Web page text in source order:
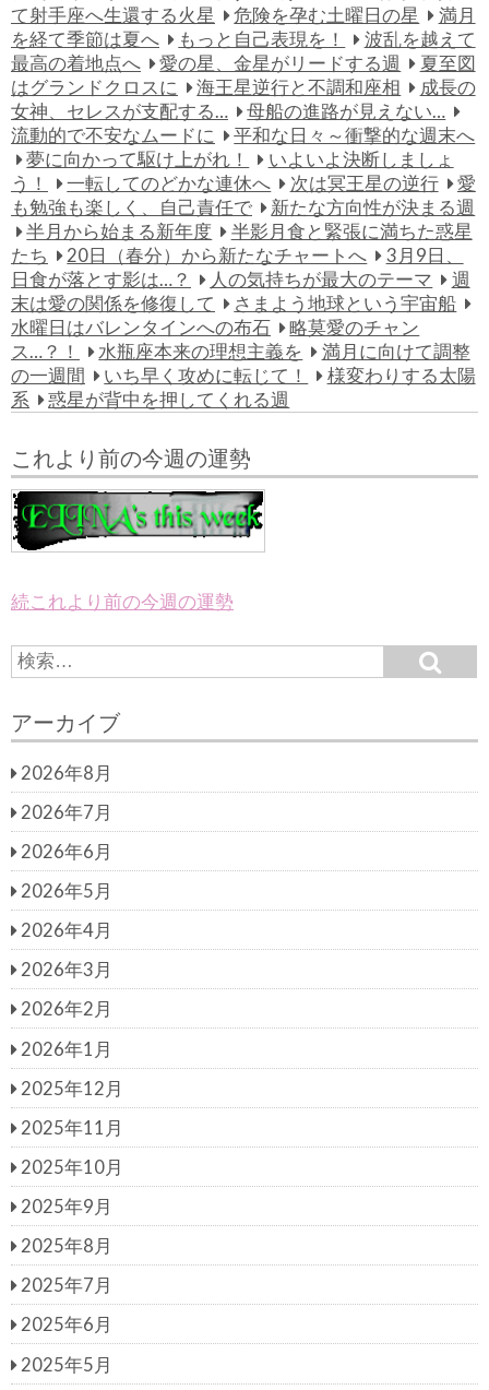
て射手座へ生還する火星
危険を孕む土曜日の星
満月
を経て季節は夏へ
もっと自己表現を！
波乱を越えて
最高の着地点へ
愛の星、金星がリードする週
夏至図
はグランドクロスに
海王星逆行と不調和座相
成長の
女神、セレスが支配する…
母船の進路が見えない…
流動的で不安なムードに
平和な日々～衝撃的な週末へ
夢に向かって駆け上がれ！
いよいよ決断しましょ
う！
一転してのどかな連休へ 次は冥王星の逆行
愛
も勉強も楽しく、自己責任で
新たな方向性が決まる週
半月から始まる新年度
半影月食と緊張に満ちた惑星
たち
20日（春分）から新たなチャートへ
3月9日、
日食が落とす影は…？
人の気持ちが最大のテーマ
週
末は愛の関係を修復して
さまよう地球という宇宙船
水曜日はバレンタインへの布石
略莫愛のチャン
ス…？！
水瓶座本来の理想主義を
満月に向けて調整
の一週間
いち早く攻めに転じて！
様変わりする太陽
系
惑星が背中を押してくれる週
これより前の今週の運勢
続これより前の今週の運勢
S
e
r
h
o
r:
e
h
アーカイブ
2026年8月
2026年7月
2026年6月
2026年5月
2026年4月
2026年3月
2026年2月
2026年1月
2025年12月
2025年11月
2025年10月
2025年9月
2025年8月
2025年7月
2025年6月
2025年5月